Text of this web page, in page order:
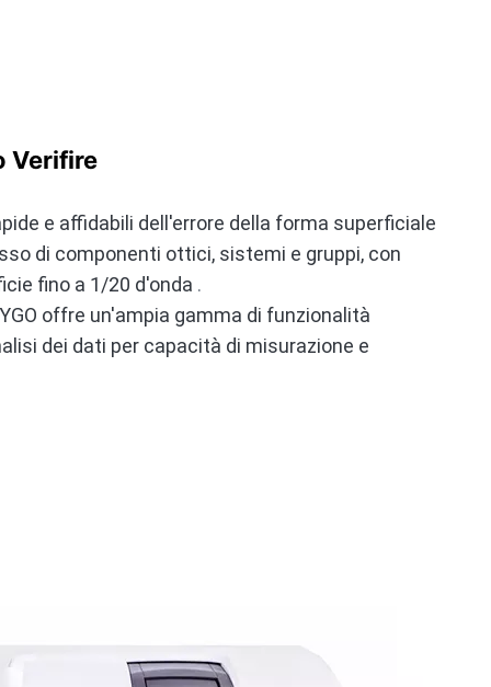
Verifire
e affidabili dell'errore della forma superficiale
di componenti ottici, sistemi e gruppi, con
fino a 1/20 d'onda .
offre un'ampia gamma di funzionalità
dei dati per capacità di misurazione e